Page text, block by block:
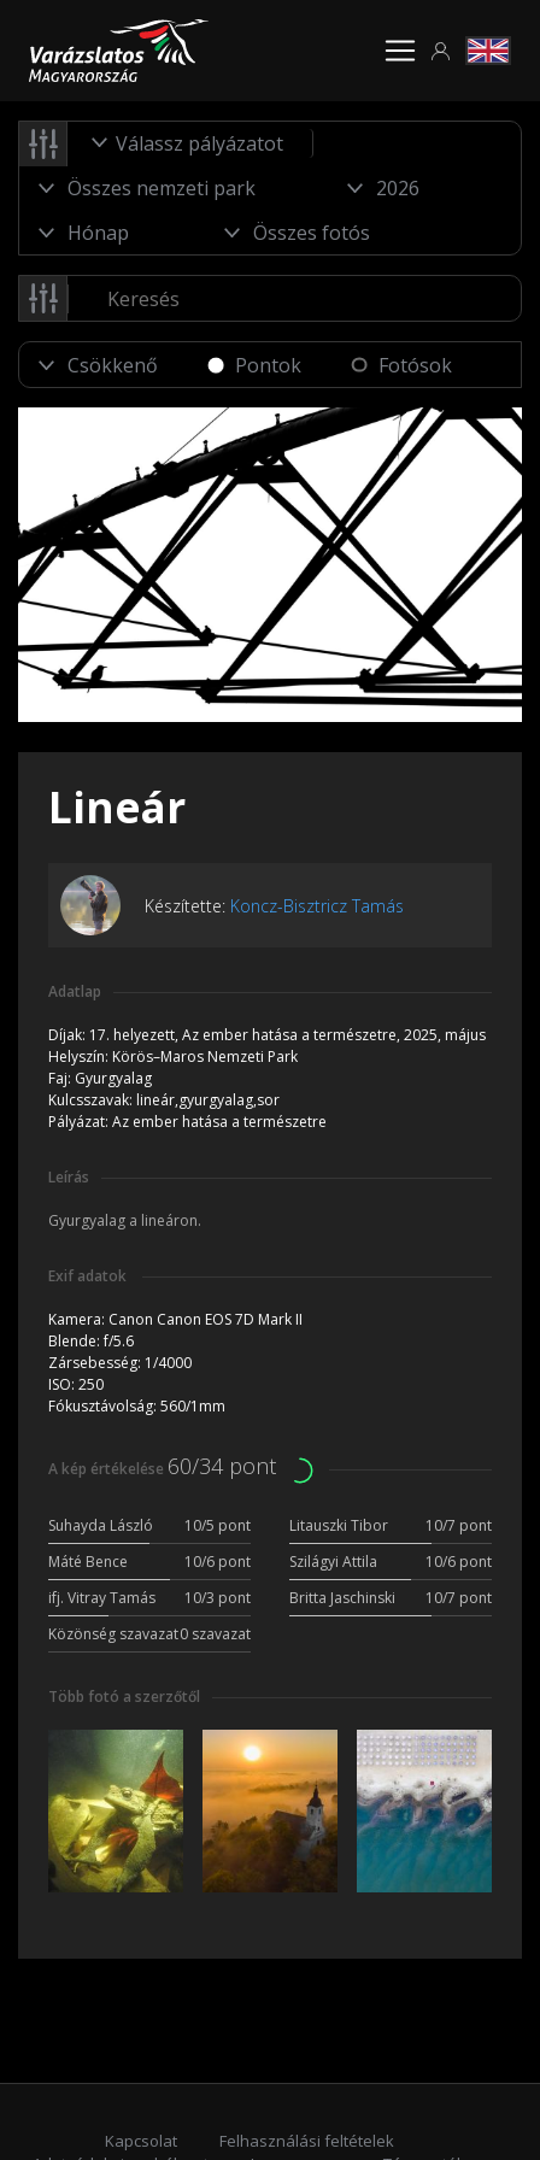
Válassz pályázatot
Pontok Fotósok
Lineár
Készítette: Koncz-Bisztricz Tamás
Adatlap
Díjak: 17. helyezett, Az ember hatása a természetre, 2025, május
Helyszín: Körös–Maros Nemzeti Park
Faj: Gyurgyalag
Kulcsszavak: lineár,gyurgyalag,sor
Pályázat: Az ember hatása a természetre
Leírás
Gyurgyalag a lineáron.
Exif adatok
Kamera: Canon Canon EOS 7D Mark II
Blende:f/5.6
Zársebesség: 1/4000
ISO: 250
Fókusztávolság: 560/1mm
A kép értékelése 60/34 pont
Suhayda László 10/5 pont Litauszki Tibor
10/7 pont
Máté Bence
10/6 pont Szilágyi Attila
10/6 pont
ifj. Vitray Tamás
10/3 pont Britta Jaschinski
10/7 pont
Közönség szavazat0 szavazat
Több fotó a szerzőtől
Kapcsolat
Felhasználási feltételek